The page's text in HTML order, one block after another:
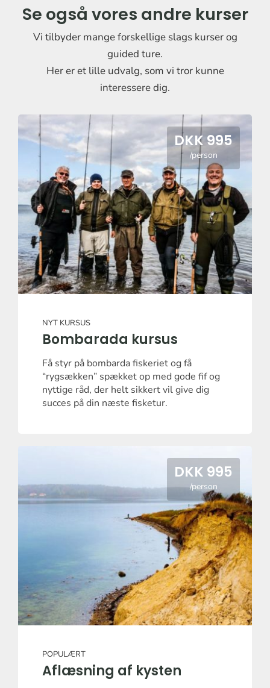
Se også vores andre kurser
Vi tilbyder mange forskellige slags kurser og
guided ture.
Her er et lille udvalg, som vi tror kunne
DKK 995
/person
NYT KURSUS
Bombarada kursus
Få styr på bombarda fiskeriet og få
“rygsækken” spækket op med gode fif og
nyttige råd, der helt sikkert vil give dig
succes på din næste fisketur.
DKK 995
/person
POPULÆRT
Aflæsning af kysten